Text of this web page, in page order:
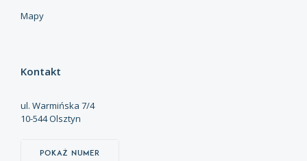
Mapy
Kontakt
ul. Warmińska 7/4
10-544 Olsztyn
Pokaż numer